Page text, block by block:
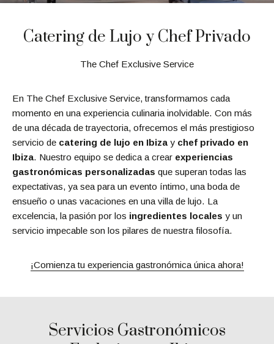
Catering de Lujo y Chef Privado
The Chef Exclusive Service
En The Chef Exclusive Service, transformamos cada
momento en una experiencia culinaria inolvidable. Con más
de una década de trayectoria, ofrecemos el más prestigioso
servicio de catering de lujo en Ibiza y chef privado en
Ibiza. Nuestro equipo se dedica a crear experiencias
gastronómicas personalizadas que superan todas las
expectativas, ya sea para un evento íntimo, una boda de
ensueño o unas vacaciones en una villa de lujo. La
excelencia, la pasión por los ingredientes locales y un
servicio impecable son los pilares de nuestra filosofía.
¡Comienza tu experiencia gastronómica única ahora!
Servicios Gastronómicos